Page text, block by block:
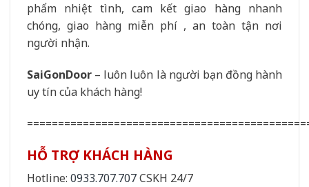
phẩm nhiệt tình, cam kết giao hàng nhanh
chóng, giao hàng miễn phí , an toàn tận nơi
người nhận.
SaiGonDoor – luôn luôn là người bạn đồng hành
uy tín của khách hàng!
HỖ TRỢ KHÁCH HÀNG
Hotline: 0933.707.707CSKH 24/7